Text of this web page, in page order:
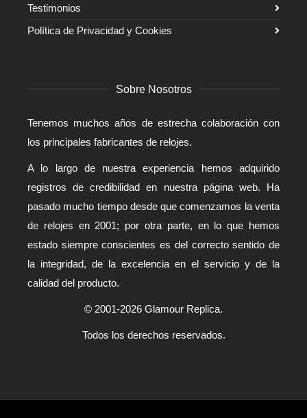
Testimonios
Política de Privacidad y Cookies
Sobre Nosotros
Tenemos muchos años de estrecha colaboración con
los principales fabricantes de relojes.
A lo largo de nuestra experiencia hemos adquirido
registros de credibilidad en nuestra página web. Ha
pasado mucho tiempo desde que comenzamos la venta
de relojes en 2001; por otra parte, en lo que hemos
estado siempre conscientes es del correcto sentido de
la integridad, de la excelencia en el servicio y de la
calidad del producto.
© 2001-2026 Glamour Replica.
Todos los derechos reservados.